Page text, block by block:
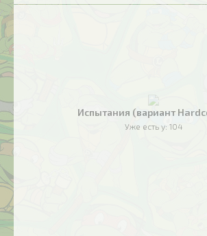
Испытания (вариант
Уже есть у: 104